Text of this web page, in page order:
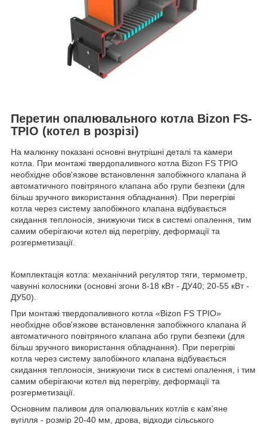
Перетин опалювального котла Bizon FS-
ТРІО (котел в розрізі)
На малюнку показані основні внутрішні деталі та камери
котла. При монтажі твердопаливного котла Bizon FS ТРІО
необхідне обов'язкове встановлення запобіжного клапана й
автоматичного повітряного клапана або групи безпеки (для
більш зручного використання обладнання). При перегріві
котла через систему запобіжного клапана відбувається
скидання теплоносія, знижуючи тиск в системі опалення, тим
самим оберігаючи котел від перегріву, деформації та
розгерметизації.
Комплектація котла: механічний регулятор тяги, термометр,
чавунні колосники (основні згони 8-18 кВт - ДУ40; 20-55 кВт -
ДУ50).
При монтажі твердопаливного котла «Bizon FS ТРІО»
необхідне обов'язкове встановлення запобіжного клапана й
автоматичного повітряного клапана або групи безпеки (для
більш зручного використання обладнання). При перегріві
котла через систему запобіжного клапана відбувається
скидання теплоносія, знижуючи тиск в системі опалення, і тим
самим оберігаючи котел від перегріву, деформації та
розгерметизації.
Основним паливом для опалювальних котлів є кам'яне
вугілля - розмір 20-40 мм, дрова, відходи сільського